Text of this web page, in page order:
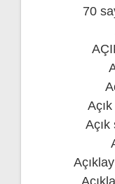
70